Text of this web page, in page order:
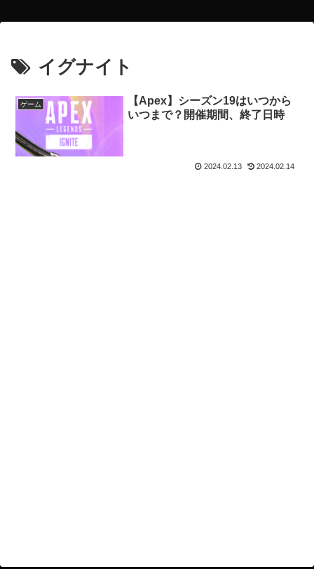
イグナイト
ゲーム
【Apex】シーズン19はいつから
いつまで？開催期間、終了日時
2024.02.13 2024.02.14